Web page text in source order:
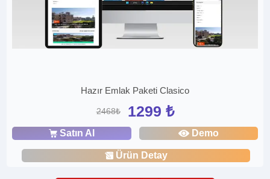
Hazır Emlak Paketi Clasico
2468₺ 1299 ₺
Satın Al Demo
Ürün Detay